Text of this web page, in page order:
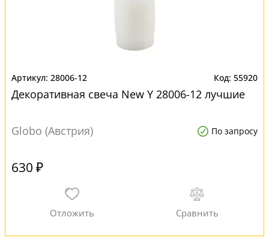
28006-12 55920
Декоративная свеча New Y 28006-12 лучшие
Globo (Австрия) По запросу
630 ₽